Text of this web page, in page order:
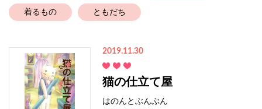
着るもの ともだち
2019.11.30
猫の仕立て屋
はのんとぶんぶん